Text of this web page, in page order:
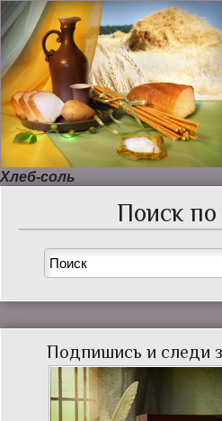
Хлеб-соль
Поиск по
Подпишись и следи